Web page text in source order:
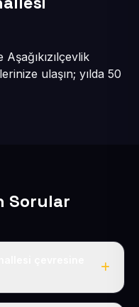
ulaşın; yılda 50
Sorular
tüm Pınarbaşı ve